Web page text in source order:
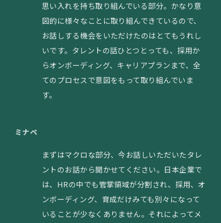
思い入れを持ち取り組んでいる部分。かなり意
図的に様々なことに取り組んできているので、
お話しする機会をいただけたのはとてもうれし
いです。タレントの話ひとつとっても、採用か
らオンボーディング、キャリアプランまで、全
てのプロセスで意図をもって取り組んでいま
す。
ミナベ
まずはマクロな部分、今お話しいただいたタレ
ントのお話から聞かせてください。日本企業で
は、HRの中でも管掌領域が分割され、採用、オ
ンボーディング、育成だけみても別々になって
いることが少なくありません。それによってメ